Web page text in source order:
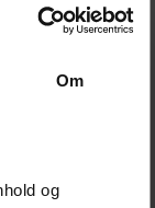
Om
og
i Turisimo-